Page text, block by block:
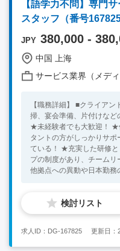
【語学力不問】専門
スタッフ（番号167825
JPY 380,000 -
中国 上海
サービス業界（メディア/広告/
【職務詳細】 ■クライア
掃、宴会準備、片付けなどの業
★未経験者でも大歓迎！ ★
タントの方がしっかりサ
ている！ ★充実した研修
プの制度があり、チーム
他拠点への異動や日本勤務
能！ ★住居提供など、福利厚生
■中国就労ビザ基準を満たした方 【求める人物像】 ■
■清掃のお仕事でもやる気がある方 ★20代～
援 無料斡旋サービス
検討リスト
求人ID：DG-167825 更新日：